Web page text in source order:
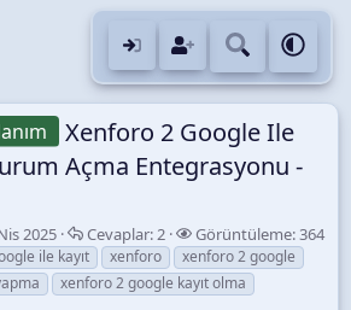
Xenforo 2 Google Ile
Açma Entegrasyonu -
2025 Cevaplar: C
e
v
a
2 Görüntüleme:G
ö
r
364
ile kayıt xenforo
xenforo 2 google
xenforo 2 google kayıt olma